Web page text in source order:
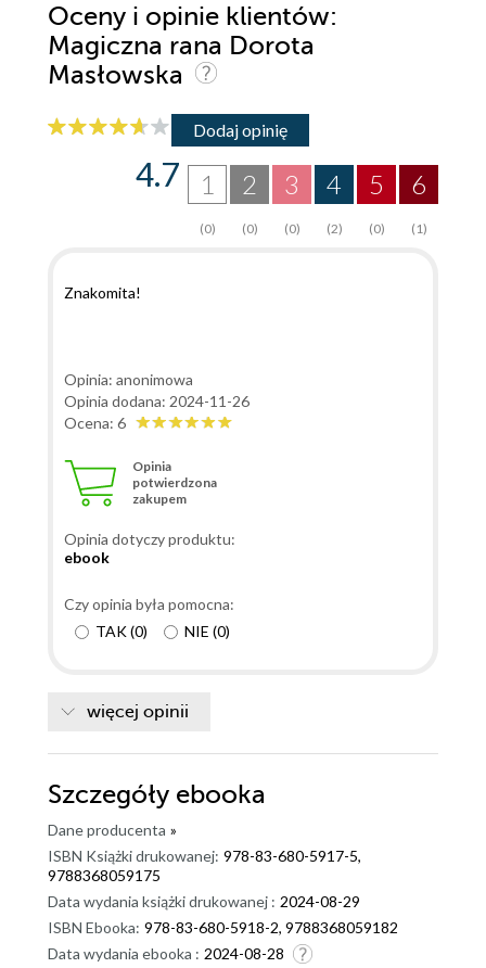
Oceny i opinie klientów:
Magiczna rana Dorota
Masłowska
Dodaj opinię
6
(1)
5
(0)
4
(2)
3
(0)
2
(0)
1
(0)
4.7
Znakomita!
Opinia: anonimowa
Opinia dodana: 2024-11-26
Ocena: 6
Opinia
potwierdzona
zakupem
Opinia dotyczy produktu:
ebook
Czy opinia była pomocna:
TAK(0) NIE (0)
więcej opinii
Szczegóły ebooka
Dane producenta »
ISBN Książki drukowanej: 978-83-680-5917-5,
9788368059175
Data wydania książki drukowanej : 2024-08-29
ISBN Ebooka: 978-83-680-5918-2, 9788368059182
Data wydania ebooka : 2024-08-28